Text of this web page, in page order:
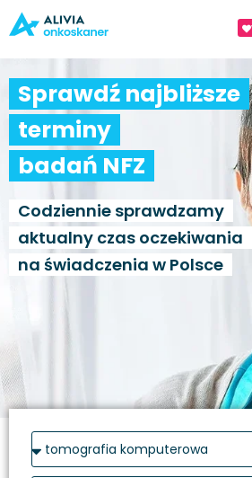
Sprawdź najbliższe
terminy
badań NFZ
Codziennie sprawdzamy
aktualny czas oczekiwania
na świadczenia w Polsce